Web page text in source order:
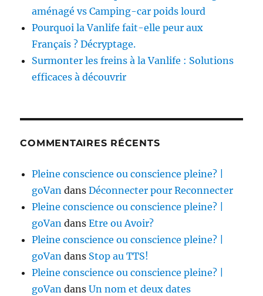
aménagé vs Camping-car poids lourd
Pourquoi la Vanlife fait-elle peur aux
Français ? Décryptage.
Surmonter les freins à la Vanlife : Solutions
efficaces à découvrir
COMMENTAIRES RÉCENTS
Pleine conscience ou conscience pleine? |
goVan dansDéconnecter pour Reconnecter
Pleine conscience ou conscience pleine? |
goVan dansEtre ou Avoir?
Pleine conscience ou conscience pleine? |
goVan dans Stop au TTS!
Pleine conscience ou conscience pleine? |
goVan dansUn nom et deux dates